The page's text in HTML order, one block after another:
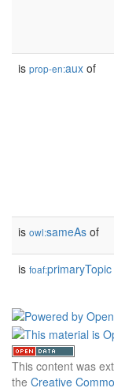
is prop-en:aux of
is owl:sameAs of
is foaf:primaryTopic
This content was
the Creative